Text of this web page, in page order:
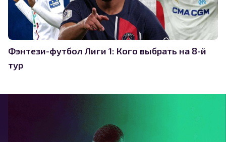
Фэнтези-футбол Лиги 1: Кого выбрать на 8-й
тур